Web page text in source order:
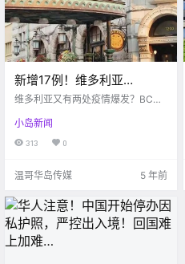
新增17例！维多利亚
Downtown酒吧将或疫情爆
重亏损。。
维多利亚又有两处疫情爆发？BC轮
小岛新闻
313 0
温哥华岛传媒 5 年前